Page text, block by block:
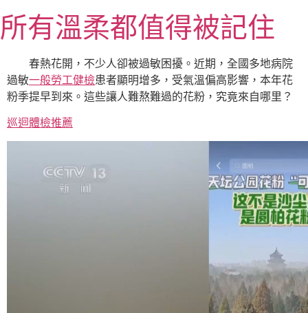
至
主
內
容
所有溫柔都值得被記住
春熱花開，不少人卻被過敏困擾。近期，全國多地病院
過敏一般勞工健檢患者顯明增多，受氣溫偏高影響，本年花
粉季提早到來。這些讓人難熬難過的花粉，究竟來自哪里？
巡迴體檢推薦